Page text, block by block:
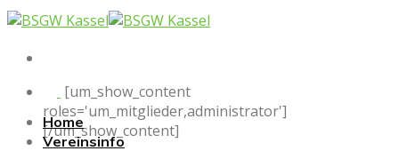
Skip
content
[um_show_content
roles='um_mitglieder,administrator']
[/um_show_content]
Home
Vereinsinfo